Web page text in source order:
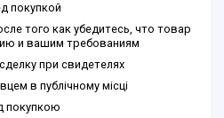
покупкой
того как убедитесь, что товар
и вашим требованиям
при свидетелях
в публічному місці
покупкою